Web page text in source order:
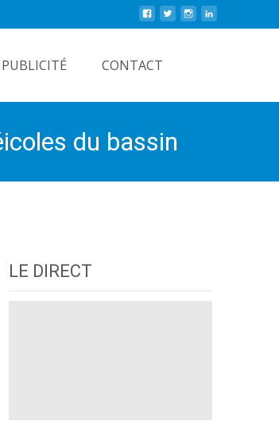
PUBLICITÉ CONTACT
du bassin
LE DIRECT